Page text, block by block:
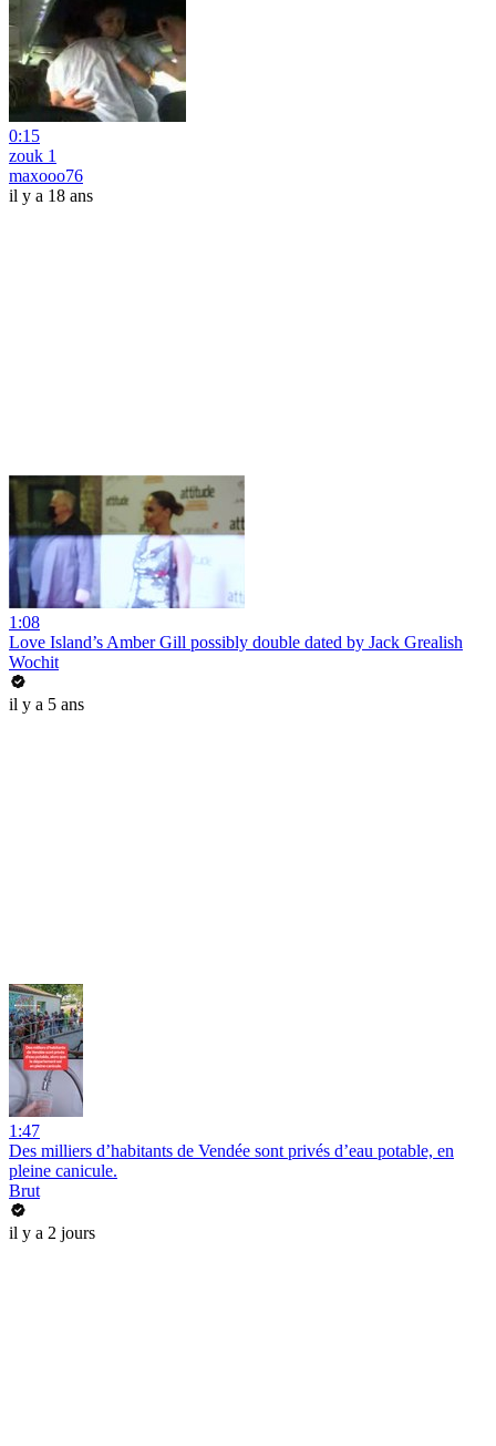
0:15
zouk 1
maxooo76
il y a 18 ans
1:08
Love Island’s Amber Gill possibly double dated by Jack Grealish
Wochit
il y a 5 ans
1:47
Des milliers d’habitants de Vendée sont privés d’eau potable, en
pleine canicule.
Brut
il y a 2 jours